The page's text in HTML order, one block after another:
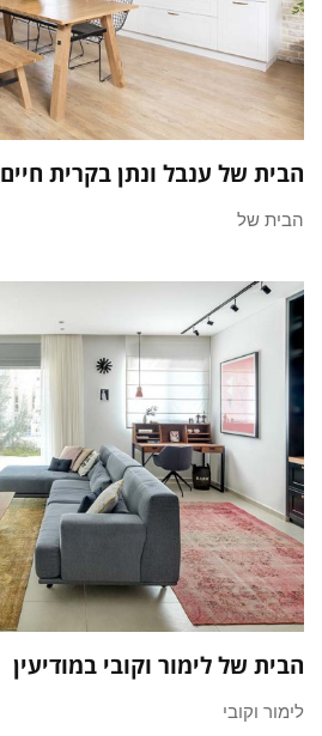
הבית של ענבל ונתן בקרית חיים
הבית של
הבית של לימור וקובי במודיעין
לימור וקובי